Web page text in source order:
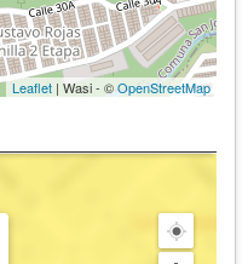
Leaflet | Wasi - ©OpenStreetMap